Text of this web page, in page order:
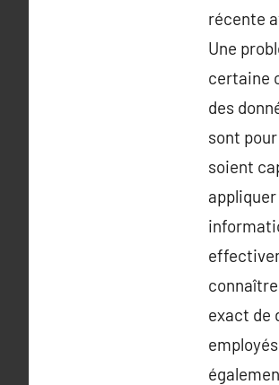
récente
Une
certaine
des
sont
soient
exact de